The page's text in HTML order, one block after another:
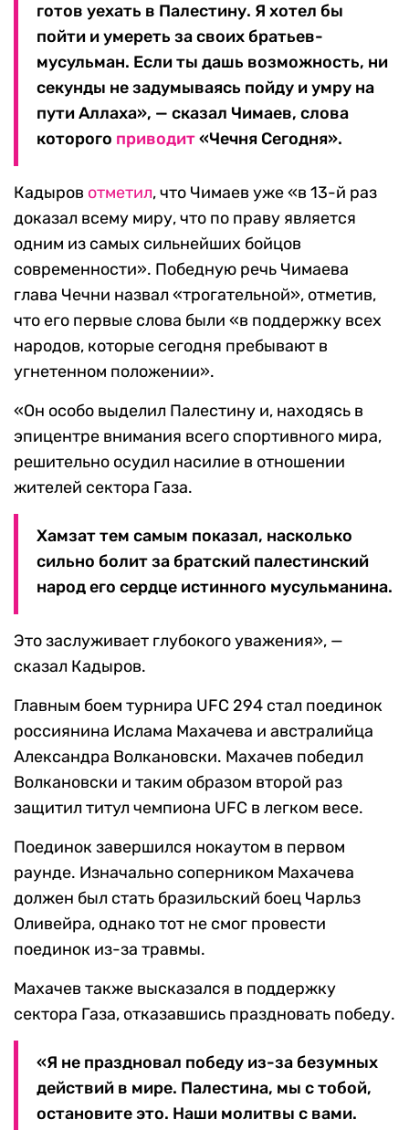
готов уехать в Палестину. Я хотел бы
пойти и умереть за своих братьев-
мусульман. Если ты дашь возможность, ни
секунды не задумываясь пойду и умру на
пути Аллаха», — сказал Чимаев, слова
которого приводит«Чечня Сегодня».
Кадыров отметил, что Чимаев уже «в 13-й раз
доказал всему миру, что по праву является
одним из самых сильнейших бойцов
современности». Победную речь Чимаева
глава Чечни назвал «трогательной», отметив,
что его первые слова были «в поддержку всех
народов, которые сегодня пребывают в
угнетенном положении».
«Он особо выделил Палестину и, находясь в
эпицентре внимания всего спортивного мира,
решительно осудил насилие в отношении
жителей сектора Газа.
Хамзат тем самым показал, насколько
сильно болит за братский палестинский
народ его сердце истинного мусульманина.
Это заслуживает глубокого уважения», —
сказал Кадыров.
Главным боем турнира UFC 294 стал поединок
россиянина Ислама Махачева и австралийца
Александра Волкановски. Махачев победил
Волкановски и таким образом второй раз
защитил титул чемпиона UFC в легком весе.
Поединок завершился нокаутом в первом
раунде. Изначально соперником Махачева
должен был стать бразильский боец Чарльз
Оливейра, однако тот не смог провести
поединок из-за травмы.
Махачев также высказался в поддержку
сектора Газа, отказавшись праздновать победу.
«Я не праздновал победу из-за безумных
действий в мире. Палестина, мы с тобой,
остановите это. Наши молитвы с вами.